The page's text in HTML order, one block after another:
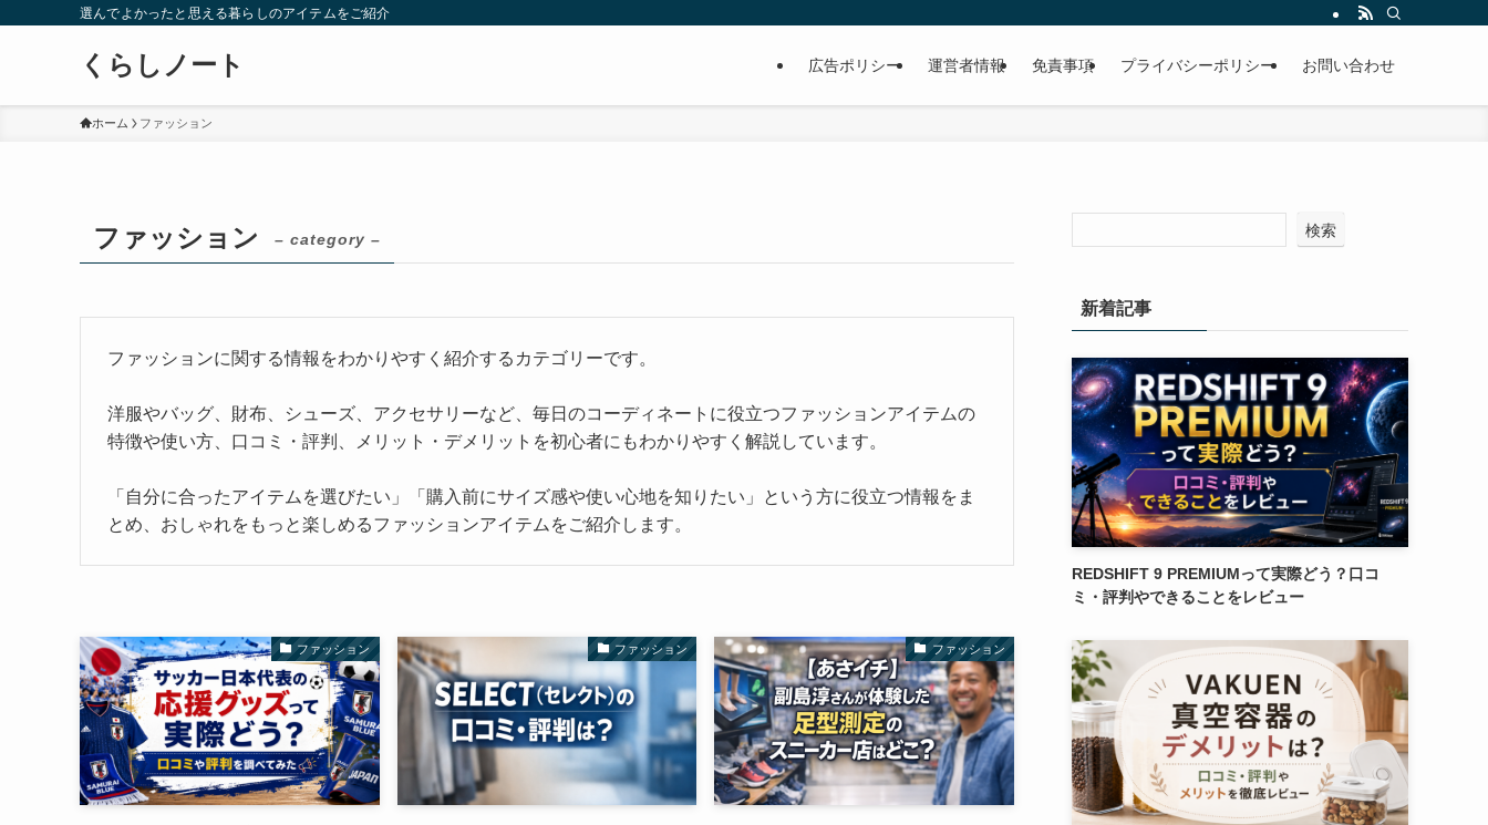
選んでよかったと思える暮らしのアイテムをご紹介
くらしノート 広告ポリシー 運営者情報 免責事項 プライバシーポリシー お問い合わせ
ホーム ファッション
ファッション – category –
ファッションに関する情報をわかりやすく紹介するカテゴリーです。
洋服やバッグ、財布、シューズ、アクセサリーなど、毎日のコーディネートに役立つファッションアイテムの
特徴や使い方、口コミ・評判、メリット・デメリットを初心者にもわかりやすく解説しています。
「自分に合ったアイテムを選びたい」「購入前にサイズ感や使い心地を知りたい」という方に役立つ情報をま
とめ、おしゃれをもっと楽しめるファッションアイテムをご紹介します。
ファッション ファッション ファッション
検索
新着記事
REDSHIFT 9 PREMIUMって実際どう？口コ
ミ・評判やできることをレビュー